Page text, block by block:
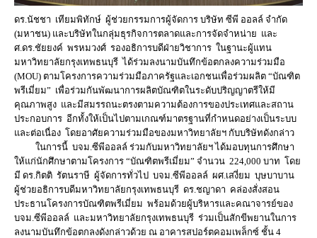
ดร.นัชชา เทียมพิทักษ์ ผู้ช่วยกรรมการผู้จัดการ บริษัท ซีพี ออลล์ จำกัด
(มหาชน) และบริษัทในกลุ่มธุรกิจการตลาดและการจัดจำหน่าย และ
ศ.ดร.ชัยยงค์ พรหมวงศ์ รองอธิการบดีฝ่ายวิชาการ ในฐานะผู้แทน
มหาวิทยาลัยกรุงเทพธนบุรี ได้ร่วมลงนามบันทึกข้อตกลงความร่วมมือ
(MOU) ตามโครงการความร่วมมือภาครัฐและเอกชนเพื่อร่วมผลิต “บัณฑิต
พรีเมี่ยม” เพื่อร่วมกันพัฒนาการผลิตบัณฑิตในระดับปริญญาตรีให้มี
คุณภาพสูง และมีสมรรถนะตรงตามความต้องการของประเทศและสถาน
ประกอบการ อีกทั้งให้เป็นไปตามเกณฑ์มาตรฐานที่กำหนดอย่างเป็นระบบ
และต่อเนื่อง โดยอาศัยความร่วมมือของมหาวิทยาลัยฯ กับบริษัทดังกล่าว
ในการนี้ บจม.ซีพีออลล์ ร่วมกับมหาวิทยาลัยฯ ได้มอบทุนการศึกษา
ให้แก่นักศึกษาตามโครงการ “บัณฑิตพรีเมี่ยม” จำนวน 224,000 บาท โดย
มี ดร.กิตติ รัตนราษี ผู้จัดการทั่วไป บจม.ซีพีออลล์ ผศ.เสงี่ยม บุษบาบาน
ผู้ช่วยอธิการบดีมหาวิทยาลัยกรุงเทพธนบุรี ดร.ชญาดา คล่องสั่งสอน
ประธานโครงการบัณฑิตพรีเมี่ยม พร้อมด้วยผู้บริหารและคณาจารย์ของ
บจม.ซีพีออลล์ และมหาวิทยาลัยกรุงเทพธนบุรี ร่วมเป็นสักขีพยานในการ
ลงนามบันทึกข้อตกลงดังกล่าวด้วย ณ อาคารสปอร์ตคอมเพล็กซ์ ชั้น 4